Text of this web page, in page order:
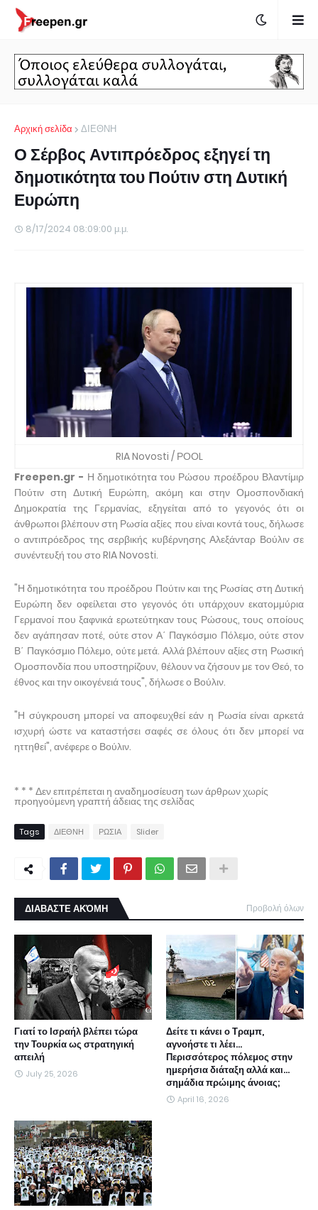
Αρχική σελίδα ΔΙΕΘΝΗ
Ο Σέρβος Αντιπρόεδρος εξηγεί τη
δημοτικότητα του Πούτιν στη Δυτική
Ευρώπη
8/17/2024 08:09:00 μ.μ.
RIA Novosti / ΡΟΟL
Freepen.gr - Η δημοτικότητα του Ρώσου προέδρου Βλαντίμιρ
Πούτιν στη Δυτική Ευρώπη, ακόμη και στην Ομοσπονδιακή
Δημοκρατία της Γερμανίας, εξηγείται από το γεγονός ότι οι
άνθρωποι βλέπουν στη Ρωσία αξίες που είναι κοντά τους, δήλωσε
ο αντιπρόεδρος της σερβικής κυβέρνησης Αλεξάνταρ Βούλιν σε
συνέντευξή του στο RIA Novosti.
"Η δημοτικότητα του προέδρου Πούτιν και της Ρωσίας στη Δυτική
Ευρώπη δεν οφείλεται στο γεγονός ότι υπάρχουν εκατομμύρια
Γερμανοί που ξαφνικά ερωτεύτηκαν τους Ρώσους, τους οποίους
δεν αγάπησαν ποτέ, ούτε στον Α΄ Παγκόσμιο Πόλεμο, ούτε στον
Β΄ Παγκόσμιο Πόλεμο, ούτε μετά. Αλλά βλέπουν αξίες στη Ρωσική
Ομοσπονδία που υποστηρίζουν, θέλουν να ζήσουν με τον Θεό, το
έθνος και την οικογένειά τους", δήλωσε ο Βούλιν.
"Η σύγκρουση μπορεί να αποφευχθεί εάν η Ρωσία είναι αρκετά
ισχυρή ώστε να καταστήσει σαφές σε όλους ότι δεν μπορεί να
ηττηθεί", ανέφερε ο Βούλιν.
* * * Δεν επιτρέπεται η αναδημοσίευση των άρθρων χωρίς
προηγούμενη γραπτή άδειας της σελίδας
Tags ΔΙΕΘΝΗ ΡΩΣΙΑ Slider
ΔΙΑΒΑΣΤΕ ΑΚΌΜΗ Προβολή όλων
Γιατί το Ισραήλ βλέπει τώρα
την Τουρκία ως στρατηγική
απειλή
July 25, 2026
Δείτε τι κάνει ο Τραμπ,
αγνοήστε τι λέει...
Περισσότερος πόλεμος στην
ημερήσια διάταξη αλλά και...
σημάδια πρώιμης άνοιας;
April 16, 2026